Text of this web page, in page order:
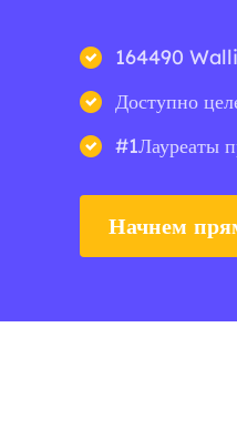
164490
Доступно
#1Лауреаты
Начнем